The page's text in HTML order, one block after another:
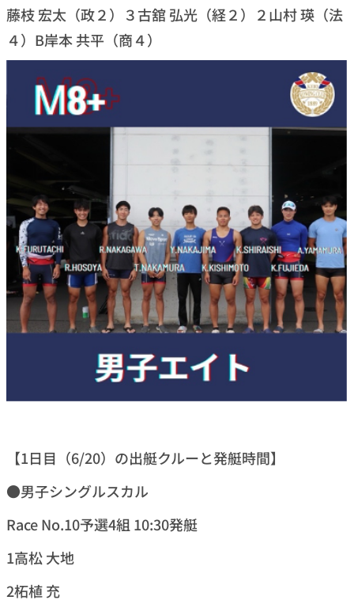
藤枝 宏太（政２）３古舘 弘光（経２）２山村 瑛（法
４）B岸本 共平（商４）
【1日目（6/20）の出艇クルーと発艇時間】
●男子シングルスカル
Race No.10予選4組 10:30発艇
1高松 大地
2柘植 充